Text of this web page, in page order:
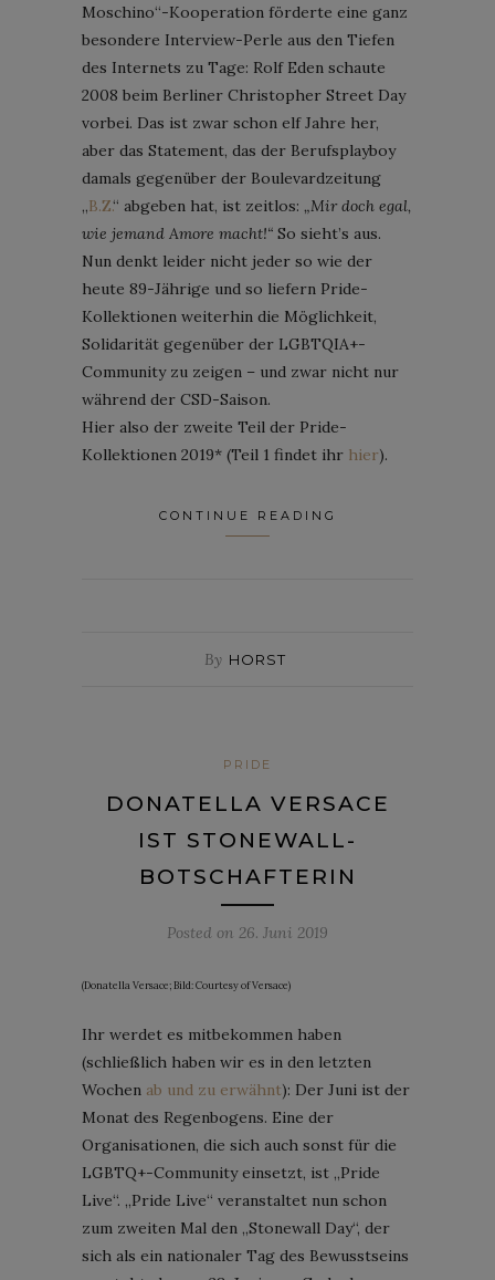
Moschino“-Kooperation förderte eine ganz
besondere Interview-Perle aus den Tiefen
des Internets zu Tage: Rolf Eden schaute
2008 beim Berliner Christopher Street Day
vorbei. Das ist zwar schon elf Jahre her,
aber das Statement, das der Berufsplayboy
damals gegenüber der Boulevardzeitung
„B.Z.“ abgeben hat, ist zeitlos: „Mir doch egal,
wie jemand Amore macht!“ So sieht’s aus.
Nun denkt leider nicht jeder so wie der
heute 89-Jährige und so liefern Pride-
Kollektionen weiterhin die Möglichkeit,
Solidarität gegenüber der LGBTQIA+-
Community zu zeigen – und zwar nicht nur
während der CSD-Saison.
Hier also der zweite Teil der Pride-
Kollektionen 2019* (Teil 1 findet ihr hier).
CONTINUE READING
By HORST
PRIDE
DONATELLA VERSACE
IST STONEWALL-
BOTSCHAFTERIN
Posted on 26. Juni 2019
(Donatella Versace; Bild: Courtesy of Versace)
Ihr werdet es mitbekommen haben
(schließlich haben wir es in den letzten
Wochen ab und zu erwähnt): Der Juni ist der
Monat des Regenbogens. Eine der
Organisationen, die sich auch sonst für die
LGBTQ+-Community einsetzt, ist „Pride
Live“. „Pride Live“ veranstaltet nun schon
zum zweiten Mal den „Stonewall Day“, der
sich als ein nationaler Tag des Bewusstseins